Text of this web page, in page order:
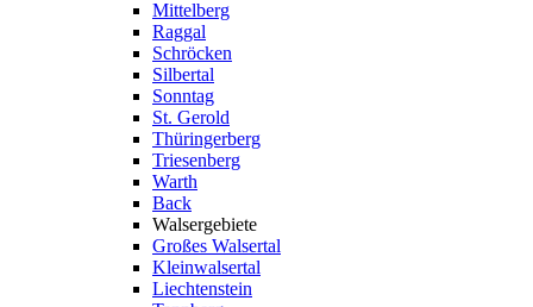
Mittelberg
Raggal
Schröcken
Silbertal
Sonntag
St. Gerold
Thüringerberg
Triesenberg
Warth
Back
Walsergebiete
Großes Walsertal
Kleinwalsertal
Liechtenstein